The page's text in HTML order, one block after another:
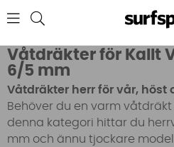
Våtdräkter för Kallt
6/5 mm
Våtdräkter herr för vår, höst
Behöver du en varm våtdräkt
denna kategori hittar du
mm och ännu tjockare